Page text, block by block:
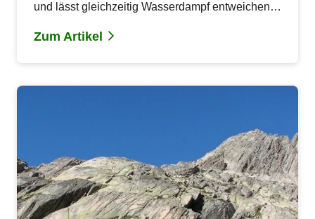
und lässt gleichzeitig Wasserdampf entweichen.
Outdoor-Projekte.
Zum Artikel